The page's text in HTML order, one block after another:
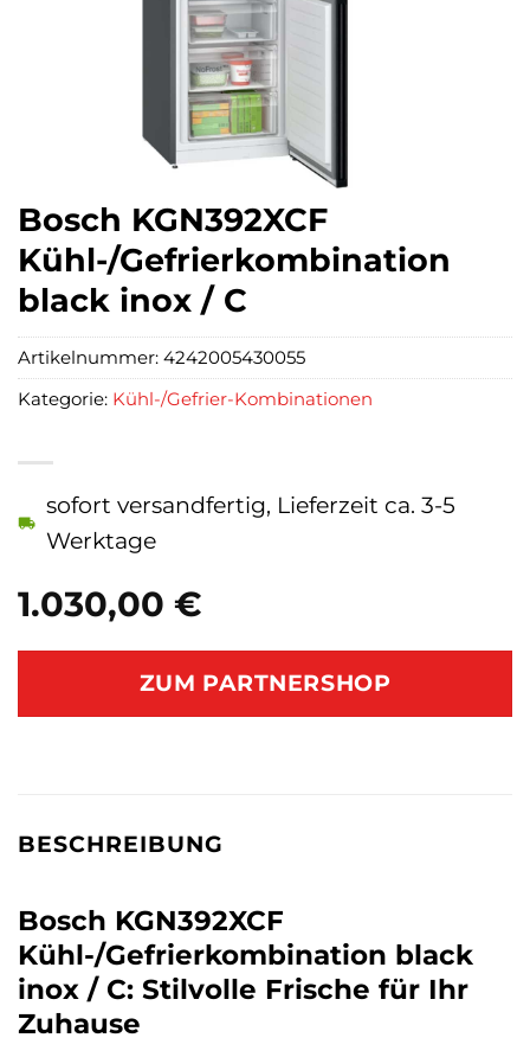
Bosch KGN392XCF
Kühl-/Gefrierkombination
black inox / C
1.030,00 €
sofort versandfertig, Lieferzeit ca. 3-5
Werktage
ZUM PARTNERSHOP
Artikelnummer: 4242005430055
Kategorie: Kühl-/Gefrier-Kombinationen
BESCHREIBUNG
Bosch KGN392XCF
Kühl-/Gefrierkombination black
inox / C: Stilvolle Frische für Ihr
Zuhause